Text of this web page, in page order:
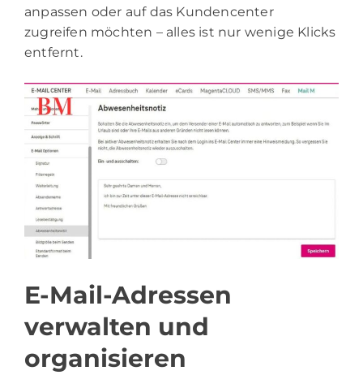
anpassen oder auf das Kundencenter
zugreifen möchten – alles ist nur wenige Klicks
entfernt.
E-Mail-Adressen
verwalten und
organisieren